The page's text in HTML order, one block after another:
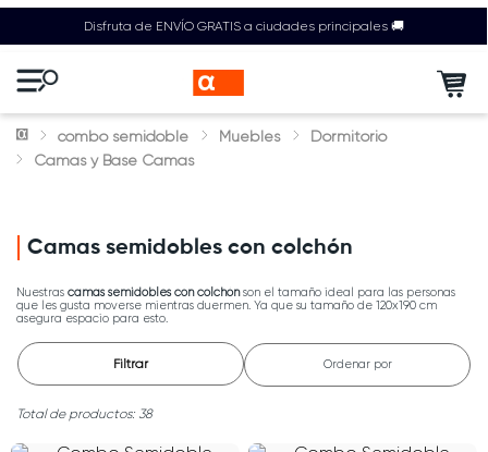
Disfruta de ENVÍO GRATIS a ciudades principales 🚚
combo semidoble Muebles
Dormitorio
Camas y Base Camas
Camas semidobles con colchón
Nuestras camas semidobles con colchónson el tamaño ideal para las personas
que les gusta moverse mientras duermen. Ya que su tamaño de 120x190 cm
asegura espacio para esto.
Filtrar Ordenar por
38